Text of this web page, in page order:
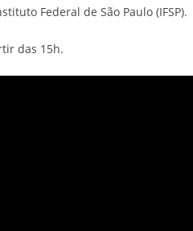
Federal de São Paulo (IFSP).
das 15h.